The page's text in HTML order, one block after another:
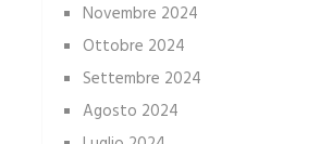
Novembre 2024
Ottobre 2024
Settembre 2024
Agosto 2024